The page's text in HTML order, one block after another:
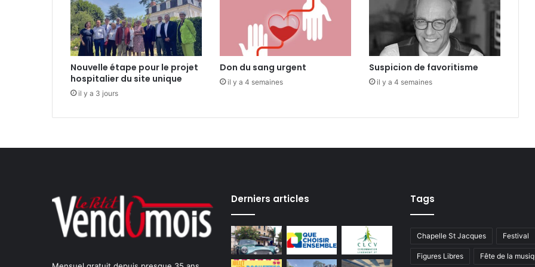
à
M
e
l
a
Nouvelle étape pour le projet
hospitalier du site unique
il y a 3 jours
Don du sang urgent
il y a 4 semaines
Suspicion de favoritisme
il y a 4 semaines
Derniers articles Tags
Chapelle St Jacques Festival
Figures Libres Fête de la